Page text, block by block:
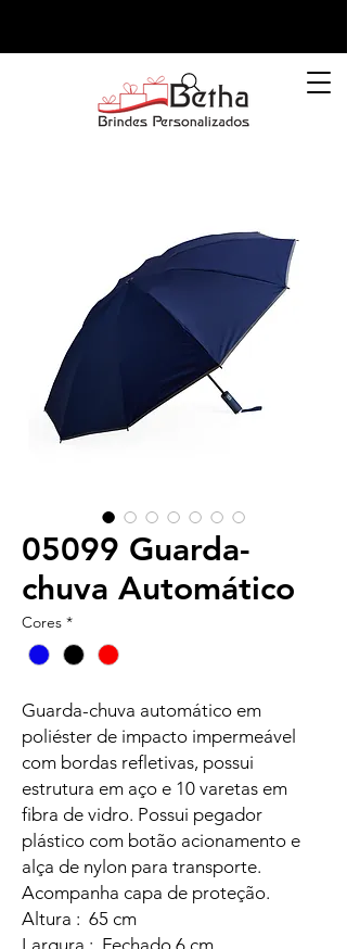
05099 Guarda-
chuva Automático
Cores *
Guarda-chuva automático em
poliéster de impacto impermeável
com bordas refletivas, possui
estrutura em aço e 10 varetas em
fibra de vidro. Possui pegador
plástico com botão acionamento e
alça de nylon para transporte.
Acompanha capa de proteção.
Altura : 65 cm